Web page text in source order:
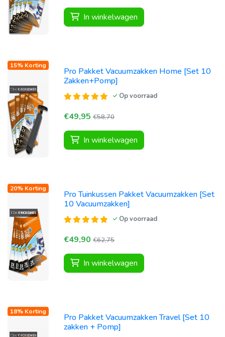
In winkelwagen
15% Korting
Pro Pakket Vacuumzakken Home [Set 10
Zakken+Pomp]
Op voorraad
€49,95 €58,70
In winkelwagen
20% Korting
Pro Tuinkussen Pakket Vacuumzakken [Set
10 Vacuumzakken]
Op voorraad
€49,90 €62,75
In winkelwagen
18% Korting
Pro Pakket Vacuumzakken Travel [Set 10
zakken + Pomp]